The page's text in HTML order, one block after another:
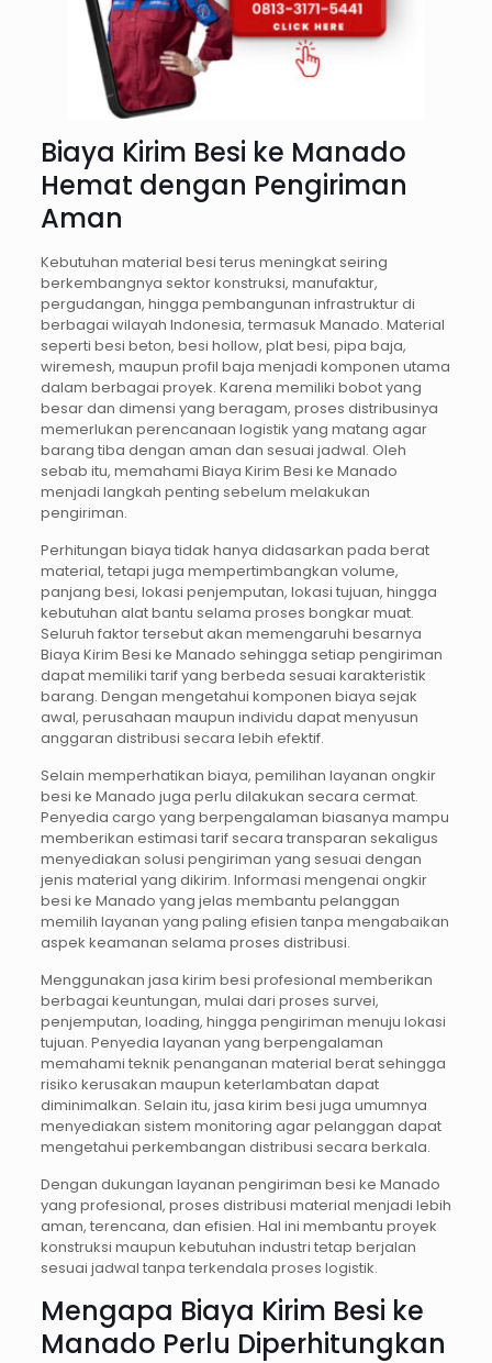
Biaya Kirim Besi ke Manado
Hemat dengan Pengiriman
Aman
Kebutuhan material besi terus meningkat seiring
berkembangnya sektor konstruksi, manufaktur,
pergudangan, hingga pembangunan infrastruktur di
berbagai wilayah Indonesia, termasuk Manado. Material
seperti besi beton, besi hollow, plat besi, pipa baja,
wiremesh, maupun profil baja menjadi komponen utama
dalam berbagai proyek. Karena memiliki bobot yang
besar dan dimensi yang beragam, proses distribusinya
memerlukan perencanaan logistik yang matang agar
barang tiba dengan aman dan sesuai jadwal. Oleh
sebab itu, memahami Biaya Kirim Besi ke Manado
menjadi langkah penting sebelum melakukan
pengiriman.
Perhitungan biaya tidak hanya didasarkan pada berat
material, tetapi juga mempertimbangkan volume,
panjang besi, lokasi penjemputan, lokasi tujuan, hingga
kebutuhan alat bantu selama proses bongkar muat.
Seluruh faktor tersebut akan memengaruhi besarnya
Biaya Kirim Besi ke Manado sehingga setiap pengiriman
dapat memiliki tarif yang berbeda sesuai karakteristik
barang. Dengan mengetahui komponen biaya sejak
awal, perusahaan maupun individu dapat menyusun
anggaran distribusi secara lebih efektif.
Selain memperhatikan biaya, pemilihan layanan ongkir
besi ke Manado juga perlu dilakukan secara cermat.
Penyedia cargo yang berpengalaman biasanya mampu
memberikan estimasi tarif secara transparan sekaligus
menyediakan solusi pengiriman yang sesuai dengan
jenis material yang dikirim. Informasi mengenai ongkir
besi ke Manado yang jelas membantu pelanggan
memilih layanan yang paling efisien tanpa mengabaikan
aspek keamanan selama proses distribusi.
Menggunakan jasa kirim besi profesional memberikan
berbagai keuntungan, mulai dari proses survei,
penjemputan, loading, hingga pengiriman menuju lokasi
tujuan. Penyedia layanan yang berpengalaman
memahami teknik penanganan material berat sehingga
risiko kerusakan maupun keterlambatan dapat
diminimalkan. Selain itu, jasa kirim besi juga umumnya
menyediakan sistem monitoring agar pelanggan dapat
mengetahui perkembangan distribusi secara berkala.
Dengan dukungan layanan pengiriman besi ke Manado
yang profesional, proses distribusi material menjadi lebih
aman, terencana, dan efisien. Hal ini membantu proyek
konstruksi maupun kebutuhan industri tetap berjalan
sesuai jadwal tanpa terkendala proses logistik.
Mengapa Biaya Kirim Besi ke
Manado Perlu Diperhitungkan